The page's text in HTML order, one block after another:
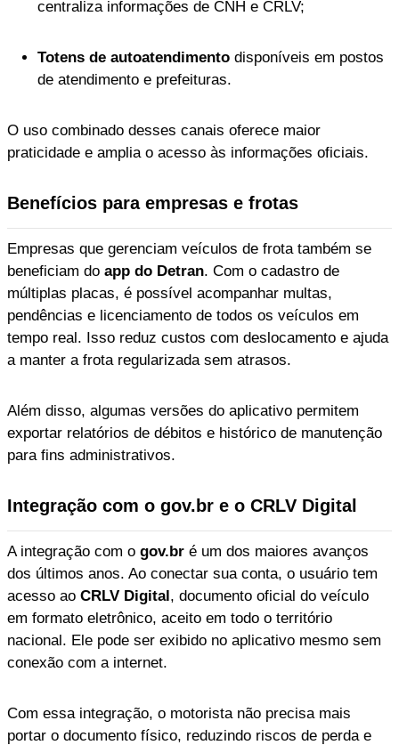
centraliza informações de CNH e CRLV;
Totens de autoatendimento disponíveis em postos
de atendimento e prefeituras.
O uso combinado desses canais oferece maior
praticidade e amplia o acesso às informações oficiais.
Benefícios para empresas e frotas
Empresas que gerenciam veículos de frota também se
beneficiam do app do Detran. Com o cadastro de
múltiplas placas, é possível acompanhar multas,
pendências e licenciamento de todos os veículos em
tempo real. Isso reduz custos com deslocamento e ajuda
a manter a frota regularizada sem atrasos.
Além disso, algumas versões do aplicativo permitem
exportar relatórios de débitos e histórico de manutenção
para fins administrativos.
Integração com o gov.br e o CRLV Digital
A integração com o gov.br é um dos maiores avanços
dos últimos anos. Ao conectar sua conta, o usuário tem
acesso ao CRLV Digital, documento oficial do veículo
em formato eletrônico, aceito em todo o território
nacional. Ele pode ser exibido no aplicativo mesmo sem
conexão com a internet.
Com essa integração, o motorista não precisa mais
portar o documento físico, reduzindo riscos de perda e